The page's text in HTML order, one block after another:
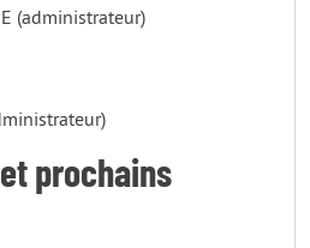
(administrateur)
prochains